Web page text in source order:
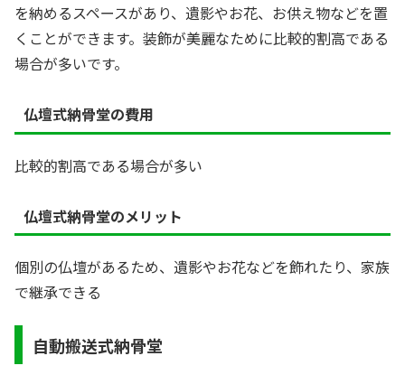
を納めるスペースがあり、遺影やお花、お供え物などを置
くことができます。装飾が美麗なために比較的割高である
場合が多いです。
仏壇式納骨堂の費用
比較的割高である場合が多い
仏壇式納骨堂のメリット
個別の仏壇があるため、遺影やお花などを飾れたり、家族
で継承できる
自動搬送式納骨堂